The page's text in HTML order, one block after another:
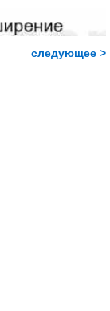
следующее >